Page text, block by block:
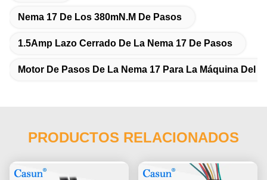
Nema 17 De Los 380mN.M De Pasos
1.5Amp Lazo Cerrado De La Nema 17 De Pasos
Motor De Pasos De La Nema 17 Para La Máquina Del
PRODUCTOS RELACIONADOS